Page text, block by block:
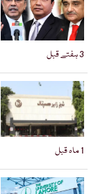
3 ہفتے قبل
1 ماہ قبل